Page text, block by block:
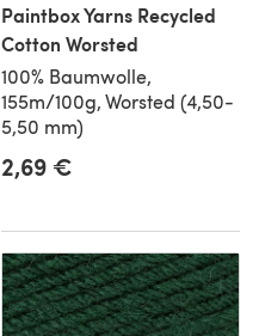
Paintbox Yarns Recycled
Cotton Worsted
100% Baumwolle,
155m/100g, Worsted (4,50-
5,50 mm)
2,69 €